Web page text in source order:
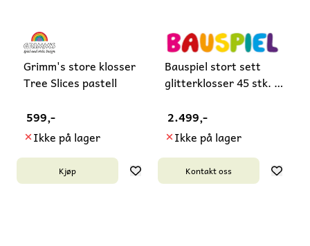
Grimm's store klosser
Tree Slices pastell
599,-
Ikke på lager
Kjøp
Bauspiel stort sett
glitterklosser 45 stk. -
2.499,-
Ikke på lager
Kontakt oss